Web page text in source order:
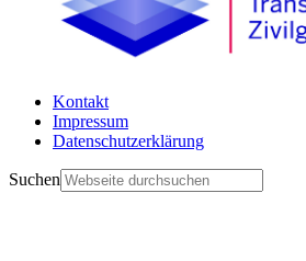
Kontakt
Impressum
Datenschutzerklärung
Suchen